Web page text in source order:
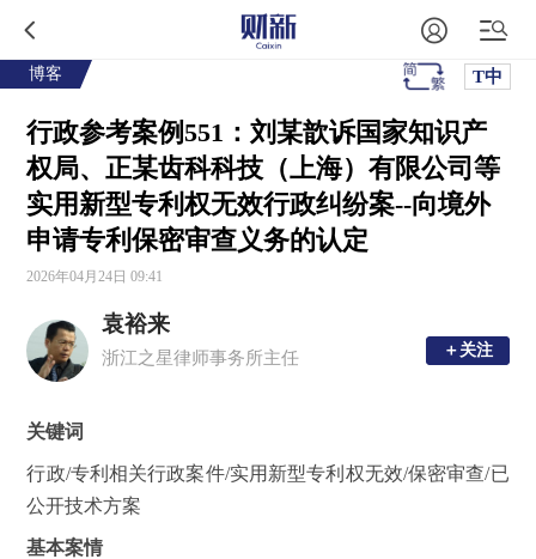
博客 T中
行政参考案例551：刘某歆诉国家知识产
权局、正某齿科科技（上海）有限公司等
实用新型专利权无效行政纠纷案--向境外
申请专利保密审查义务的认定
2026年04月24日 09:41
袁裕来
浙江之星律师事务所主任 ＋关注
＋关注
关键词
行政/专利相关行政案件/实用新型专利权无效/保密审查/已
公开技术方案
基本案情